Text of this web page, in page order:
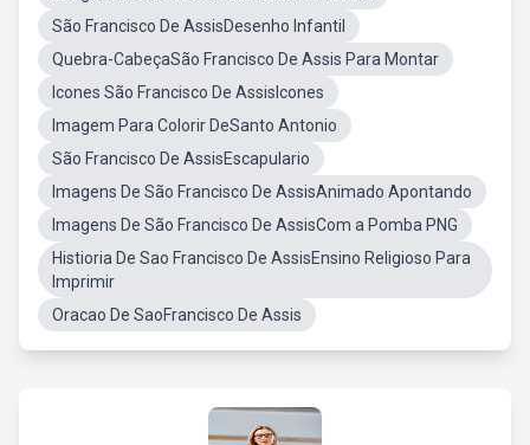
São Francisco De AssisDesenho Infantil
Quebra-CabeçaSão Francisco De Assis Para Montar
Icones São Francisco De AssisIcones
Imagem Para Colorir DeSanto Antonio
São Francisco De AssisEscapulario
Imagens De São Francisco De AssisAnimado Apontando
Imagens De São Francisco De AssisCom a Pomba PNG
Histioria De Sao Francisco De AssisEnsino Religioso Para
Imprimir
Oracao De SaoFrancisco De Assis